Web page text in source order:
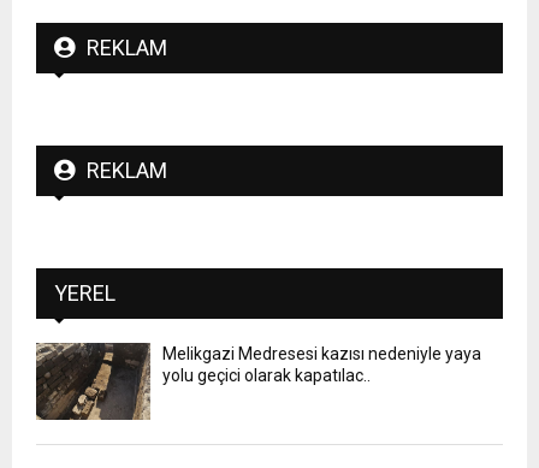
REKLAM
REKLAM
YEREL
Melikgazi Medresesi kazısı nedeniyle yaya
yolu geçici olarak kapatılac..